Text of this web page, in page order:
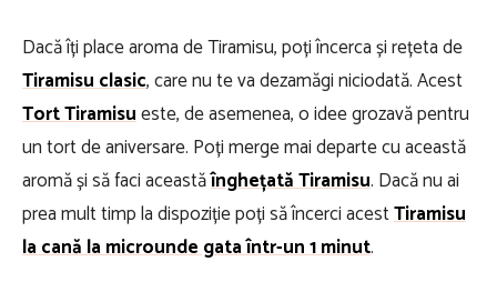
Dacă îți place aroma de Tiramisu, poți încerca și rețeta de
Tiramisu clasic, care nu te va dezamăgi niciodată. Acest
Tort Tiramisueste, de asemenea, o idee grozavă pentru
un tort de aniversare. Poți merge mai departe cu această
aromă și să faci aceastăînghețată Tiramisu. Dacă nu ai
prea mult timp la dispoziție poți să încerci acestTiramisu
la cană la microunde gata într-un 1 minut.